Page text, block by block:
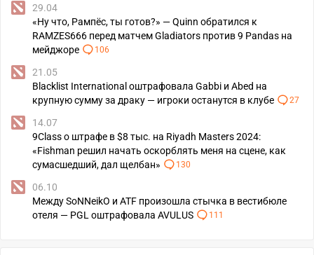
29.04
«Ну что, Рампёс, ты готов?» — Quinn обратился к
RAMZES666 перед матчем Gladiators против 9 Pandas на
мейджоре
106
21.05
Blacklist International оштрафовала Gabbi и Abed на
крупную сумму за драку — игроки останутся в клубе
27
14.07
9Class о штрафе в $8 тыс. на Riyadh Masters 2024:
«Fishman решил начать оскорблять меня на сцене, как
сумасшедший, дал щелбан»
130
06.10
Между SoNNeikO и ATF произошла стычка в вестибюле
отеля — PGL оштрафовала AVULUS
111